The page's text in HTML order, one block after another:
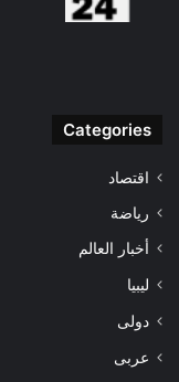
Categories
اقتصاد
رياضة
أخبار العالم
ليبيا
دولى
عربى